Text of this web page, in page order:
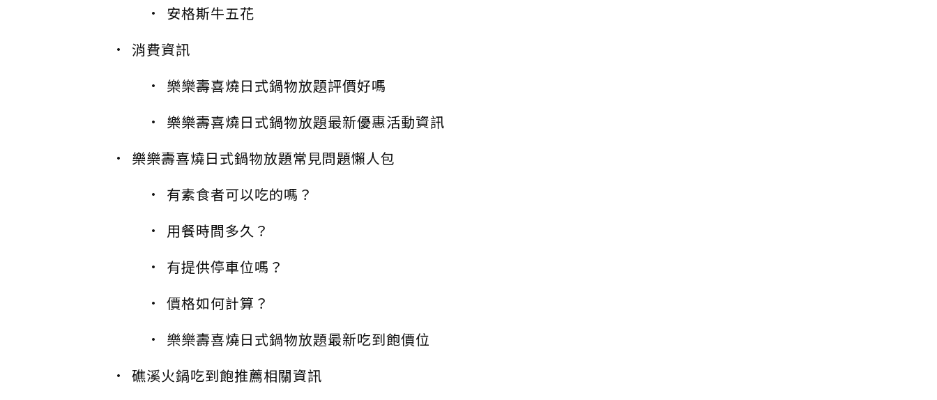
安格斯牛五花
消費資訊
樂樂壽喜燒日式鍋物放題評價好嗎
樂樂壽喜燒日式鍋物放題最新優惠活動資訊
樂樂壽喜燒日式鍋物放題常見問題懶人包
有素食者可以吃的嗎？
用餐時間多久？
有提供停車位嗎？
價格如何計算？
樂樂壽喜燒日式鍋物放題最新吃到飽價位
礁溪火鍋吃到飽推薦相關資訊